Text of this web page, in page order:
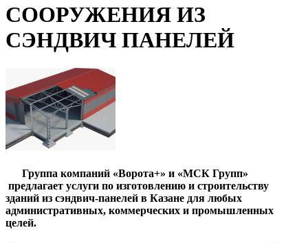
СООРУЖЕНИЯ ИЗ
СЭНДВИЧ ПАНЕЛЕЙ
Группа компаний «Ворота+» и «МСК Групп»
предлагает услуги по изготовлению и строительству
зданий из сэндвич-панелей в Казане для любых
административных, коммерческих и промышленных
целей.